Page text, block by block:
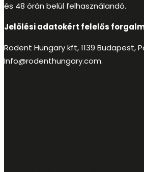
és 48 órán belül felhasználandó.
Jelölési adatokért felelős
Rodent Hungary kft, 1139 Budapest,
Info@rodenthungary.com.